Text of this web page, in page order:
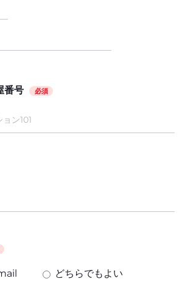
番号 必須
どちらでもよい